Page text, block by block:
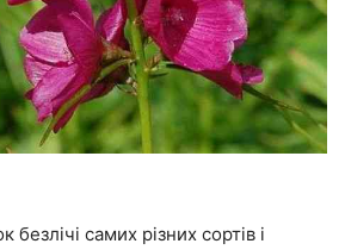
безлічі самих різних сортів і